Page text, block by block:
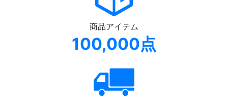
商品アイテム
100,000点